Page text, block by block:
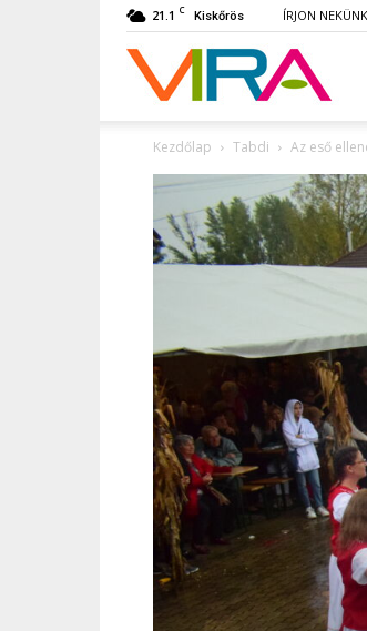
21.1 C Kiskőrös ÍRJON
VIRA
Kezdőlap Tabdi Az eső